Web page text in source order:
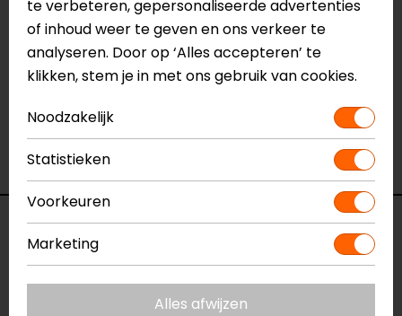
Neem dancontactmet ons op of kom langs in één
vanonze winkelsin Breda, Capelle aan den IJssel,
Eindhoven, Vianen of Apeldoorn. In de winkels kun je
het product bekijken & passen en staan onze
verkoopmedewerkers voor je klaar met advies.
Bekijk ook eens onze
motorhandschoenen.
Specificaties
Thermal
te verbeteren, gepersonaliseerde advertenties
of inhoud weer te geven en ons verkeer te
analyseren. Door op ‘Alles accepteren’ te
klikken, stem je in met ons gebruik van cookies.
Noodzakelijk
Statistieken
Voorkeuren
Marketing
Alles afwijzen